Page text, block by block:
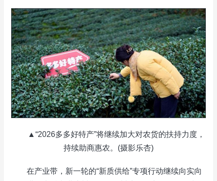
▲“2026多多好特产”将继续加大对农货的扶持力度，
持续助商惠农。(摄影乐杏)
在产业带，新一轮的“新质供给”专项行动继续向实向